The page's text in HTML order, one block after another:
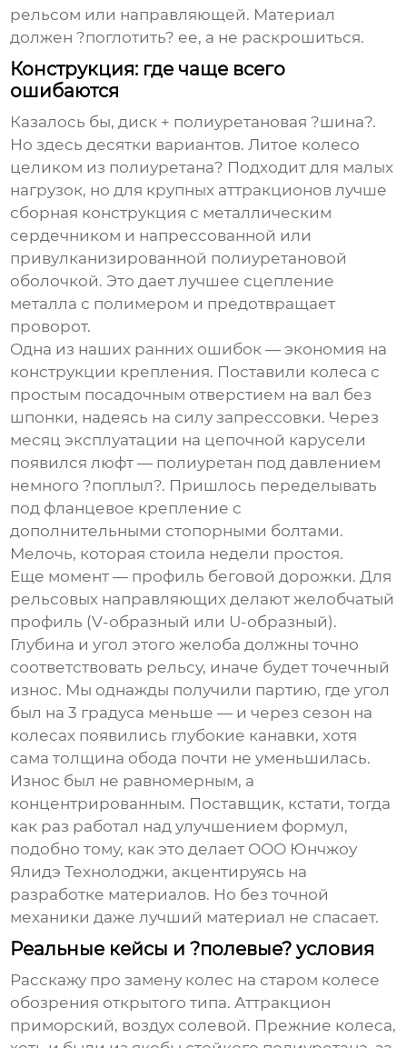
рельсом или направляющей. Материал
должен ?поглотить? ее, а не раскрошиться.
Конструкция: где чаще всего
ошибаются
Казалось бы, диск + полиуретановая ?шина?.
Но здесь десятки вариантов. Литое колесо
целиком из полиуретана? Подходит для малых
нагрузок, но для крупных аттракционов лучше
сборная конструкция с металлическим
сердечником и напрессованной или
привулканизированной полиуретановой
оболочкой. Это дает лучшее сцепление
металла с полимером и предотвращает
проворот.
Одна из наших ранних ошибок — экономия на
конструкции крепления. Поставили колеса с
простым посадочным отверстием на вал без
шпонки, надеясь на силу запрессовки. Через
месяц эксплуатации на цепочной карусели
появился люфт — полиуретан под давлением
немного ?поплыл?. Пришлось переделывать
под фланцевое крепление с
дополнительными стопорными болтами.
Мелочь, которая стоила недели простоя.
Еще момент — профиль беговой дорожки. Для
рельсовых направляющих делают желобчатый
профиль (V-образный или U-образный).
Глубина и угол этого желоба должны точно
соответствовать рельсу, иначе будет точечный
износ. Мы однажды получили партию, где угол
был на 3 градуса меньше — и через сезон на
колесах появились глубокие канавки, хотя
сама толщина обода почти не уменьшилась.
Износ был не равномерным, а
концентрированным. Поставщик, кстати, тогда
как раз работал над улучшением формул,
подобно тому, как это делает ООО Юнчжоу
Ялидэ Технолоджи, акцентируясь на
разработке материалов. Но без точной
механики даже лучший материал не спасает.
Реальные кейсы и ?полевые? условия
Расскажу про замену колес на старом колесе
обозрения открытого типа. Аттракцион
приморский, воздух солевой. Прежние колеса,